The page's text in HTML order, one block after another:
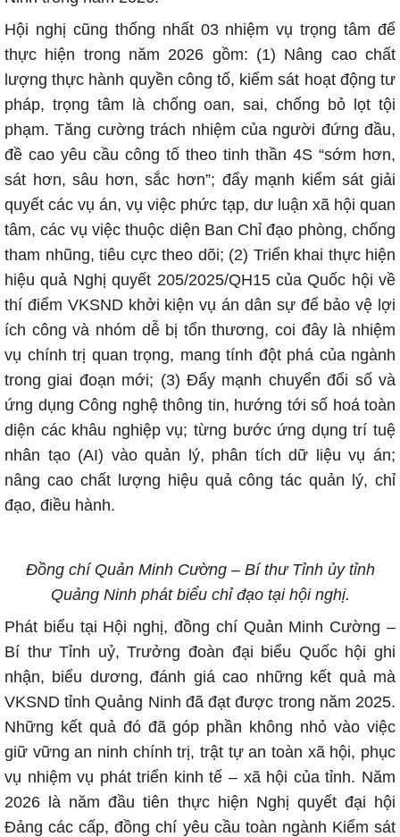
Hội nghị cũng thống nhất 03 nhiệm vụ trọng tâm để
thực hiện trong năm 2026 gồm: (1) Nâng cao chất
lượng thực hành quyền công tố, kiểm sát hoạt động tư
pháp, trọng tâm là chống oan, sai, chống bỏ lọt tội
phạm. Tăng cường trách nhiệm của người đứng đầu,
đề cao yêu cầu công tố theo tinh thần 4S “sớm hơn,
sát hơn, sâu hơn, sắc hơn”; đẩy mạnh kiểm sát giải
quyết các vụ án, vụ việc phức tạp, dư luận xã hội quan
tâm, các vụ việc thuộc diện Ban Chỉ đạo phòng, chống
tham nhũng, tiêu cực theo dõi; (2) Triển khai thực hiện
hiệu quả Nghị quyết 205/2025/QH15 của Quốc hội về
thí điểm VKSND khởi kiện vụ án dân sự để bảo vệ lợi
ích công và nhóm dễ bị tổn thương, coi đây là nhiệm
vụ chính trị quan trọng, mang tính đột phá của ngành
trong giai đoạn mới; (3) Đẩy mạnh chuyển đổi số và
ứng dụng Công nghệ thông tin, hướng tới số hoá toàn
diện các khâu nghiệp vụ; từng bước ứng dụng trí tuệ
nhân tạo (AI) vào quản lý, phân tích dữ liệu vụ án;
nâng cao chất lượng hiệu quả công tác quản lý, chỉ
đạo, điều hành.
Đồng chí Quản Minh Cường – Bí thư Tỉnh ủy tỉnh
Quảng Ninh phát biểu chỉ đạo tại hội nghị.
Phát biểu tại Hội nghị, đồng chí Quản Minh Cường –
Bí thư Tỉnh uỷ, Trưởng đoàn đại biểu Quốc hội ghi
nhận, biểu dương, đánh giá cao những kết quả mà
VKSND tỉnh Quảng Ninh đã đạt được trong năm 2025.
Những kết quả đó đã góp phần không nhỏ vào việc
giữ vững an ninh chính trị, trật tự an toàn xã hội, phục
vụ nhiệm vụ phát triển kinh tế – xã hội của tỉnh. Năm
2026 là năm đầu tiên thực hiện Nghị quyết đại hội
Đảng các cấp, đồng chí yêu cầu toàn ngành Kiểm sát